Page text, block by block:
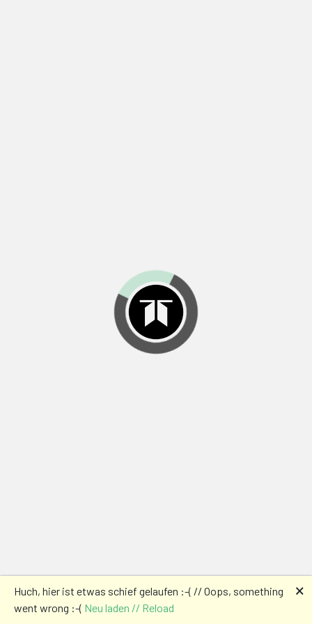
Huch, hier ist etwas schief gelaufen :-( // Oops, something
went wrong :-( Neu laden // Reload
🗙